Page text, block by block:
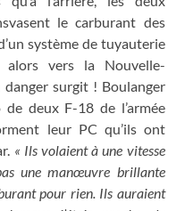
le carburant des
système de tuyauterie
alors vers la Nouvelle-
danger surgit ! Boulanger
deux F-18 de l’armée
leur PC qu’ils ont
« Ils volaient à une vitesse
une manœuvre brillante
pour rien. Ils auraient